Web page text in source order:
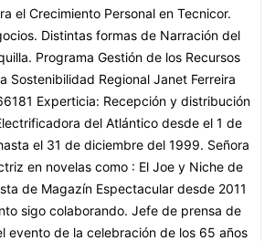
el Crecimiento Personal en Tecnicor.
Distintas formas de Narración del
Programa Gestión de los Recursos
Sostenibilidad Regional Janet Ferreira
Experticia: Recepción y distribución
del Atlántico desde el 1 de
el 31 de diciembre del 1999. Señora
en novelas como : El Joe y Niche de
de Magazín Espectacular desde 2011
sigo colaborando. Jefe de prensa de
evento de la celebración de los 65 años